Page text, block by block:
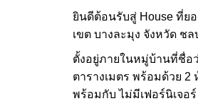
ยินดีต้อนรับสู่ House ที่ย
เขต บางละมุง จังหวัด ชล
ตั้งอยู่ภายในหมู่บ้านที่ชื่อ
ตารางเมตร พร้อมด้วย
พร้อมกับ ไม่มีเฟอร์นิเจอ